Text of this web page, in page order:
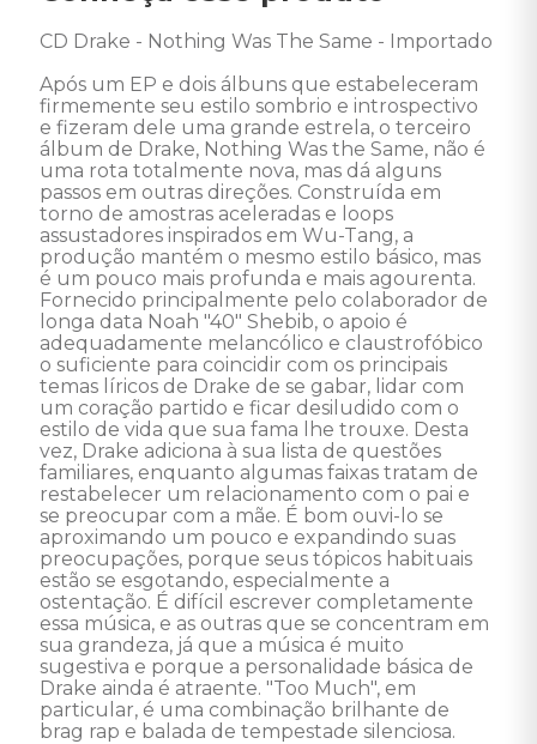
CD Drake - Nothing Was The Same - Importado
Após um EP e dois álbuns que estabeleceram
firmemente seu estilo sombrio e introspectivo
e fizeram dele uma grande estrela, o terceiro
álbum de Drake, Nothing Was the Same, não é
uma rota totalmente nova, mas dá alguns
passos em outras direções. Construída em
torno de amostras aceleradas e loops
assustadores inspirados em Wu-Tang, a
produção mantém o mesmo estilo básico, mas
é um pouco mais profunda e mais agourenta.
Fornecido principalmente pelo colaborador de
longa data Noah "40" Shebib, o apoio é
adequadamente melancólico e claustrofóbico
o suficiente para coincidir com os principais
temas líricos de Drake de se gabar, lidar com
um coração partido e ficar desiludido com o
estilo de vida que sua fama lhe trouxe. Desta
vez, Drake adiciona à sua lista de questões
familiares, enquanto algumas faixas tratam de
restabelecer um relacionamento com o pai e
se preocupar com a mãe. É bom ouvi-lo se
aproximando um pouco e expandindo suas
preocupações, porque seus tópicos habituais
estão se esgotando, especialmente a
ostentação. É difícil escrever completamente
essa música, e as outras que se concentram em
sua grandeza, já que a música é muito
sugestiva e porque a personalidade básica de
Drake ainda é atraente. "Too Much", em
particular, é uma combinação brilhante de
brag rap e balada de tempestade silenciosa.